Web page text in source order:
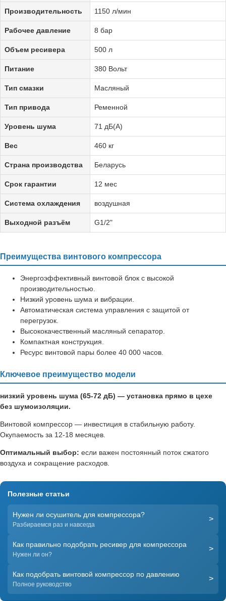
Производительность 1150 л/мин
Рабочее давление 8 бар
Объем ресивера 500 л
Питание 380 Вольт
Тип смазки Масляный
Тип привода Ременной
Уровень шума 71 дБ(А)
Вес 460 кг
Страна производства Беларусь
Срок гарантии 12 мес
Система охлаждения воздушная
Выходной разъём G1/2"
Преимущества винтового компрессора
Энергоэффективный винтовой блок с высокой
производительностью.
Низкий уровень шума и вибрации.
Автоматическая система управления с защитой от
перегрузок.
Высококачественный масляный сепаратор.
Компактная конструкция.
Ресурс винтовой пары более 40 000 часов.
Ключевое преимущество модели
низкий уровень шума (65-72 дБ) — установка прямо в цехе
без шумоизоляции.
Винтовой компрессор — инвестиция в стабильную работу.
Окупаемость за 12-18 месяцев.
Оптимальный выбор: если важен постоянный поток сжатого
воздуха и сокращение расходов.
Полезные статьи
Нужен ли осушитель для компрессора?
Разбираемся раз и навсегда
>
Как правильно подобрать ресивер для компрессора
Нужен ли он?
>
Как подобрать винтовой компрессор по давлению
Полное руководство
>